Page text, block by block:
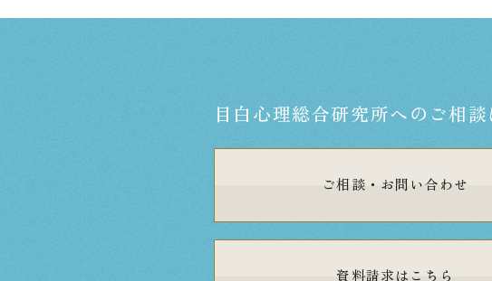
目白心理総合研究所への ご相
ご相談・ お問い合わせ
資料請求はこちら